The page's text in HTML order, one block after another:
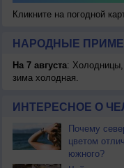
Кликните на погодной
НАРОДНЫЕ
На 7 августа: Холодницы,
зима холодная.
ИНТЕРЕСНОЕ О
Почему
цветом
южного?